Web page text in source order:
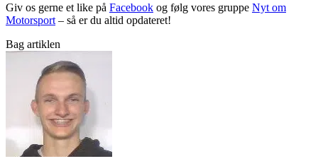
Giv os gerne et like på Facebook og følg vores gruppe Nyt om
Motorsport – så er du altid opdateret!
Bag artiklen